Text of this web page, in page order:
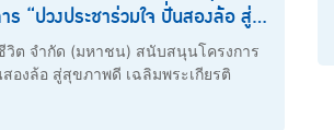
ร “ปวงประชาร่วมใจ ปั่นสองล้อ สู่
ยรติพระบรมวงศานุวงศ์”
วิต จำกัด (มหาชน) สนับสนุนโครงการ
องล้อ สู่สุขภาพดี เฉลิมพระเกียรติ